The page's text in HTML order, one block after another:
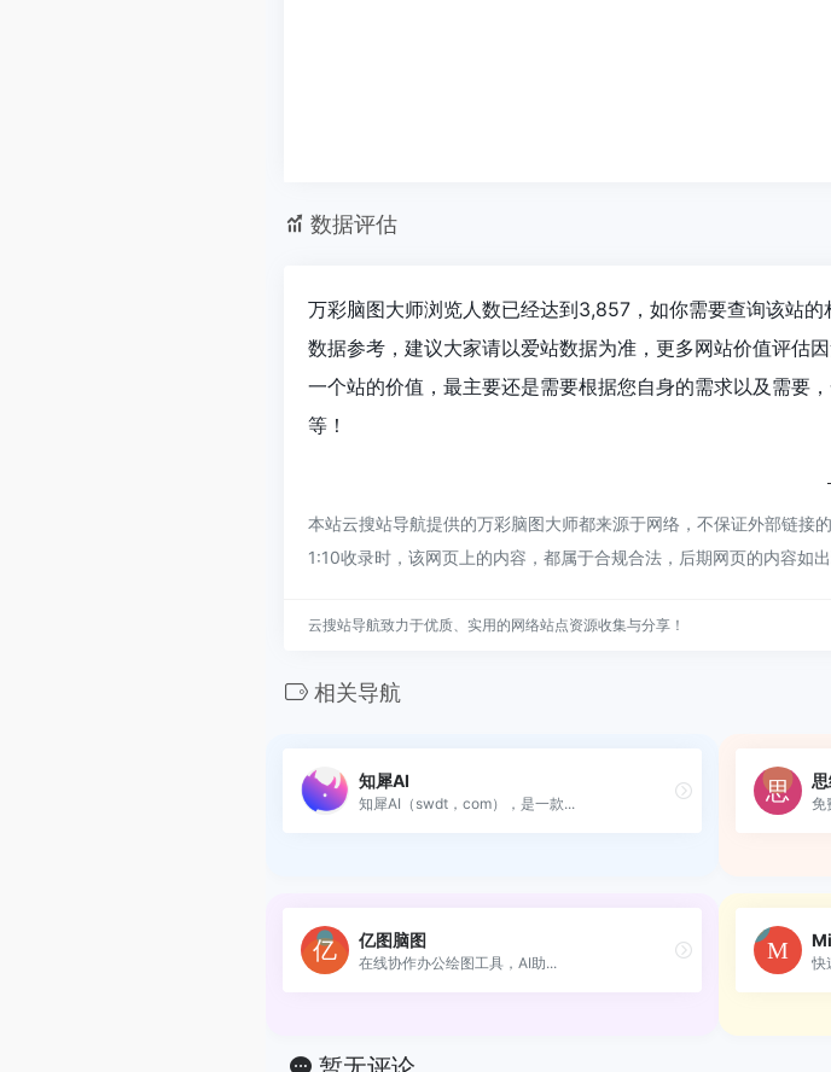
数据评估
万彩脑图大师浏览人数已经达到3,857，如你需要查询该站
数据参考，建议大家请以爱站数据为准，更多网站价值评估
一个站的价值，最主要还是需要根据您自身的需求以及需要
等！
本站云搜站导航提供的万彩脑图大师都来源于网络，不保证外部链
1:10收录时，该网页上的内容，都属于合规合法，后期网页的内容如
云搜站导航致力于优质、实用的网络站点资源收集与分享！
相关导航
知犀AI
知犀AI（swdt，com），是一款... 免
亿图脑图
在线协作办公绘图工具，AI助... 快